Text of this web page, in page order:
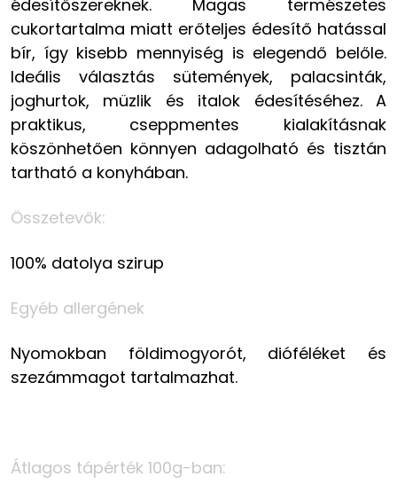
édesítőszereknek. Magas természetes
cukortartalma miatt erőteljes édesítő hatással
bír, így kisebb mennyiség is elegendő belőle.
Ideális választás sütemények, palacsinták,
joghurtok, müzlik és italok édesítéséhez. A
praktikus, cseppmentes kialakításnak
köszönhetően könnyen adagolható és tisztán
tartható a konyhában.
Összetevők:
100% datolya szirup
Egyéb allergének
Nyomokban földimogyorót, dióféléket és
szezámmagot tartalmazhat.
Átlagos tápérték 100g-ban: